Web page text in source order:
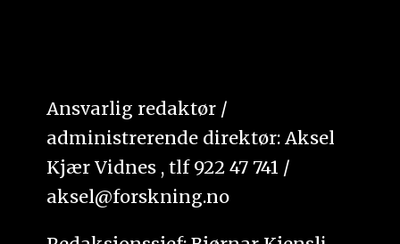
Ansvarlig redaktør /
administrerende direktør: Aksel
Kjær Vidnes , tlf 922 47 741 /
aksel@forskning.no